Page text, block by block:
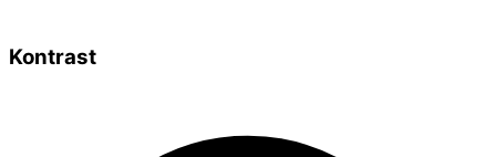
Kontrast